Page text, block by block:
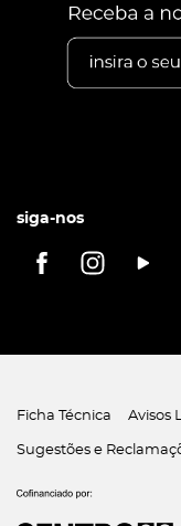
siga-nos
Ficha Técnica Avisos
Sugestões e